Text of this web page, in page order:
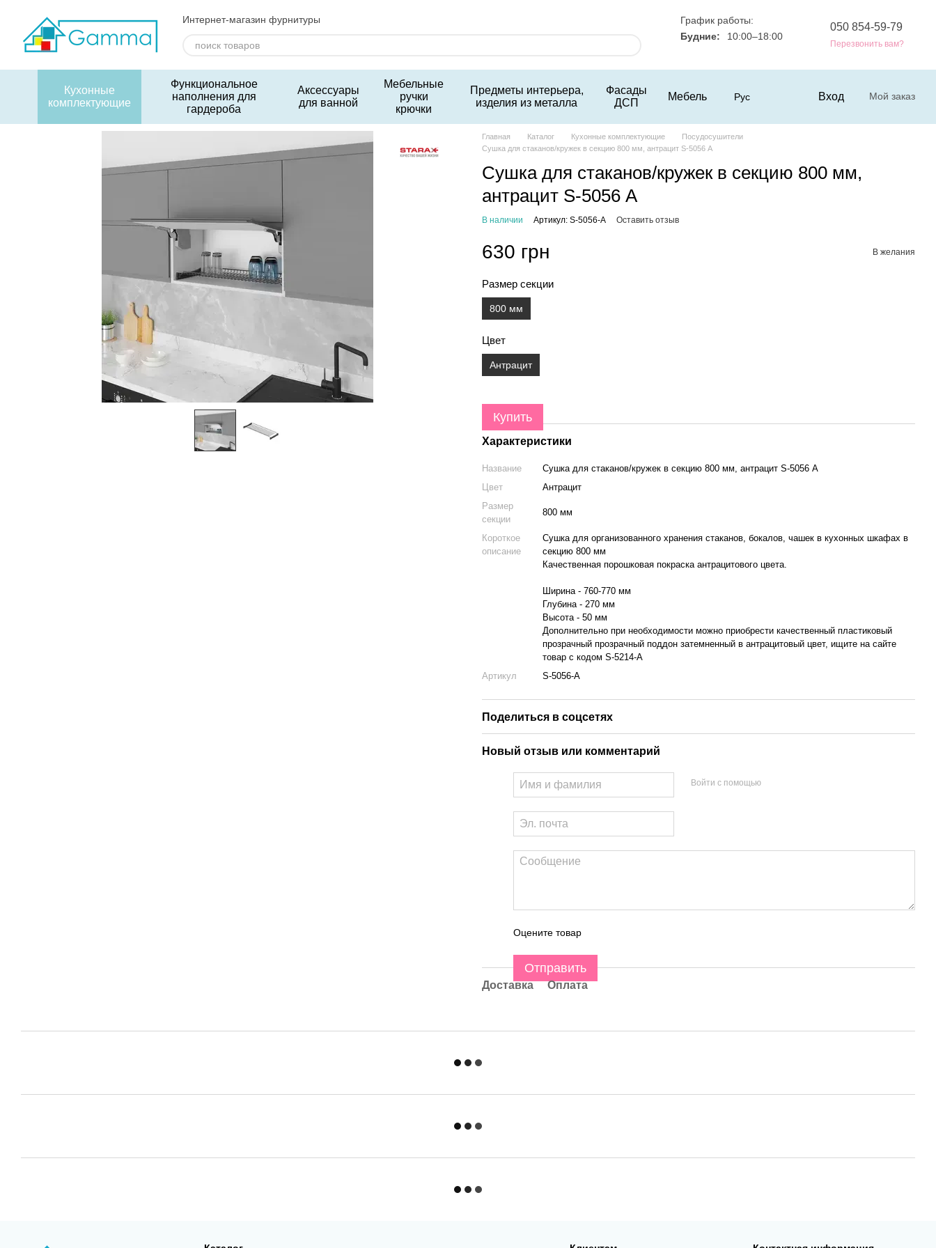
Интернет-магазин фурнитуры
График работы:
Будние:
10:00–18:00
050 854-59-79
Перезвонить вам?
Кухонные
комплектующие
Функциональное
наполнения для
гардероба
Аксессуары
для ванной
Мебельные
ручки
крючки
Предметы интерьера,
изделия из металла
Фасады
ДСП
Мебель Рус Вход Мой заказ
Главная Каталог Кухонные комплектующие
Посудосушители
Сушка для стаканов/кружек в секцию 800 мм, антрацит S-5056 А
Сушка для стаканов/кружек в секцию 800 мм,
антрацит S-5056 А
В наличии Артикул: S-5056-А Оставить отзыв
630 грн В желания
Размер секции
800 мм
Цвет
Антрацит
Купить
Характеристики
Название
Сушка для стаканов/кружек в секцию 800 мм, антрацит S-5056 А
Цвет
Антрацит
Размер
секции
800 мм
Короткое
описание
Сушка для организованного хранения стаканов, бокалов, чашек в кухонных шкафах в
секцию 800 мм
Качественная порошковая покраска антрацитового цвета.
Ширина - 760-770 мм
Глубина - 270 мм
Высота - 50 мм
Дополнительно при необходимости можно приобрести качественный пластиковый
прозрачный прозрачный поддон затемненный в антрацитовый цвет, ищите на сайте
товар с кодом S-5214-A
Артикул
S-5056-А
Поделиться в соцсетях
Новый отзыв или комментарий
Войти с помощью
Оцените товар
Отправить
Доставка Оплата